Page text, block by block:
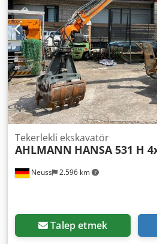
lastikler, Kapaklı saklama kutusu,
Radyo hazırlığı, hidrolik hızlı
kesme kenarlı ve dolayısıyla 1
palet çatalı
Neuss 2.596 km
Tekerlekli ekskavatör
AHLMANN HANSA 531 H
Talep etmek